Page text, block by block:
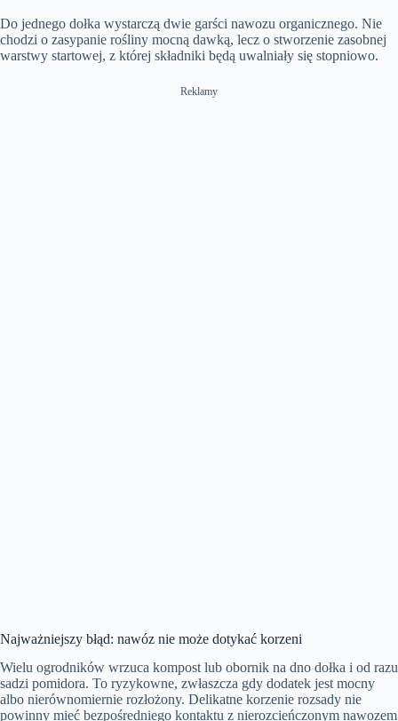
Do jednego dołka wystarczą dwie garści nawozu organicznego. Nie
chodzi o zasypanie rośliny mocną dawką, lecz o stworzenie zasobnej
warstwy startowej, z której składniki będą uwalniały się stopniowo.
Reklamy
Najważniejszy błąd: nawóz nie może dotykać korzeni
Wielu ogrodników wrzuca kompost lub obornik na dno dołka i od razu
sadzi pomidora. To ryzykowne, zwłaszcza gdy dodatek jest mocny
albo nierównomiernie rozłożony. Delikatne korzenie rozsady nie
powinny mieć bezpośredniego kontaktu z nierozcieńczonym nawozem